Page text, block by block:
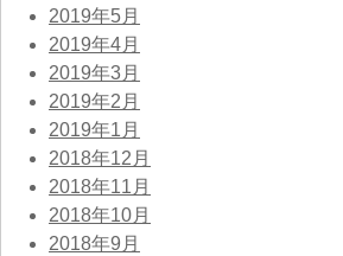
2019年5月
2019年4月
2019年3月
2019年2月
2019年1月
2018年12月
2018年11月
2018年10月
2018年9月